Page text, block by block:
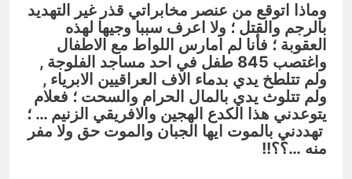
وماذا اتوقع من عنصر مخابراتي قذر غير التهديد
بالرجم والقتل ؛ ولا اعرف سببا وجيها لهذه
العقوبة ؛ فأنا لم امارس اللواط مع الاطفال
واغتصب 845 طفل في احد مساجد الفلوجة ,
ولم تتلطخ يدي بدماء الاف العراقيين الابرياء ,
ولم تتلوث يدي بالمال الحرام والسحت ؛ فعلام
يتوعدني هذا الكدع الهجين والافريقي الزنيم … ؛
تهددني بالموت ايها الجبان والموت حق ولا مفر
منه …؟؟!!